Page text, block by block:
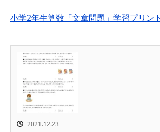
小学2年生算数「文章問題」学習プリント
2021.12.23